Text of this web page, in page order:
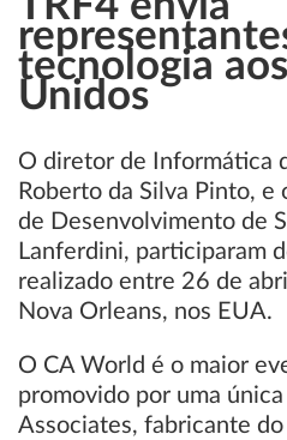
tecnologia
Unidos
O diretor de Informática
Roberto da Silva Pinto,
de Desenvolvimento de
Lanferdini, participaram
realizado entre 26 de
Nova Orleans, nos EUA.
O CA World é o maior
promovido por uma
Associates, fabricante